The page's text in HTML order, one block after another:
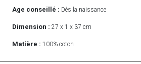
Age conseillé : Dès la naissance
Dimension : 27 x 1 x 37 cm
Matière : 100% coton